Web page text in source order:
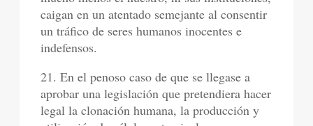
caigan en un atentado semejante al consentir
un tráfico de seres humanos inocentes e
indefensos.
21. En el penoso caso de que se llegase a
aprobar una legislación que pretendiera hacer
legal la clonación humana, la producción y